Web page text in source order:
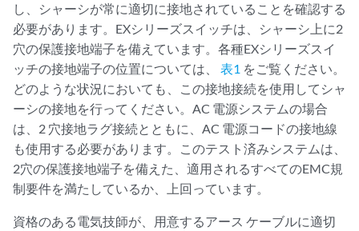
し、シャーシが常に適切に接地されていることを確認する
必要があります。EXシリーズスイッチは、シャーシ上に2
穴の保護接地端子を備えています。各種EXシリーズスイ
ッチの接地端子の位置については、 表1 をご覧ください。
どのような状況においても、この接地接続を使用してシャ
ーシの接地を行ってください。AC 電源システムの場合
は、2 穴接地ラグ接続とともに、AC 電源コードの接地線
も使用する必要があります。このテスト済みシステムは、
2穴の保護接地端子を備えた、適用されるすべてのEMC規
制要件を満たしているか、上回っています。
資格のある電気技師が、用意するアース ケーブルに適切